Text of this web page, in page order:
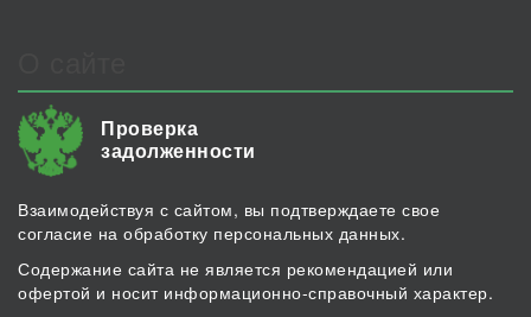
Проверка
задолженности
Взаимодействуя с сайтом, вы подтверждаете свое
согласие на обработку персональных данных.
Содержание сайта не является рекомендацией или
офертой и носит информационно-справочный характер.